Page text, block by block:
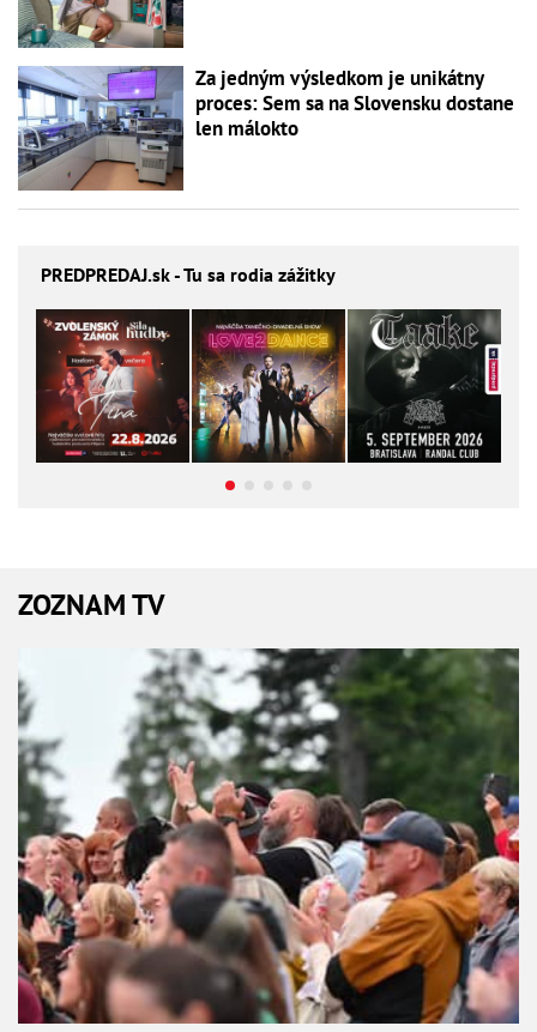
Za jedným výsledkom je unikátny
proces: Sem sa na Slovensku dostane
len málokto
PREDPREDAJ.sk - Tu sa rodia zážitky
ZOZNAM TV